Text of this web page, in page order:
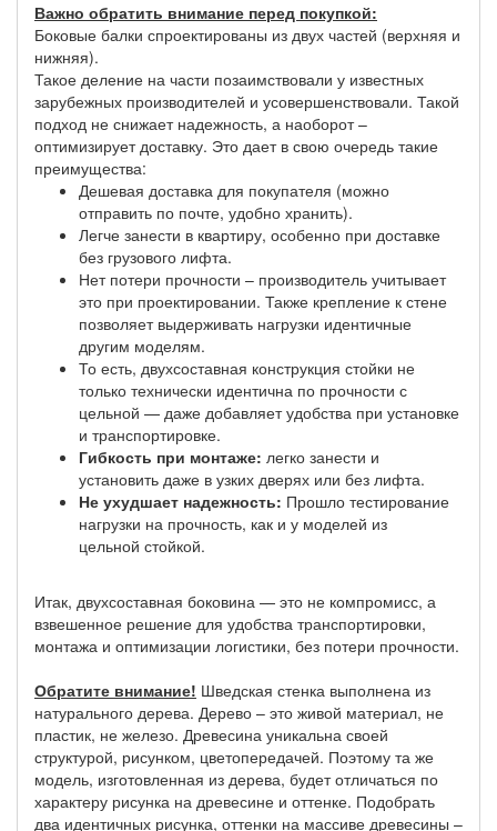
Важно обратить внимание перед покупкой:
Боковые балки спроектированы из двух частей (верхняя и
нижняя).
Такое деление на части позаимствовали у известных
зарубежных производителей и усовершенствовали. Такой
подход не снижает надежность, а наоборот –
оптимизирует доставку. Это дает в свою очередь такие
преимущества:
Дешевая доставка для покупателя (можно
отправить по почте, удобно хранить).
Легче занести в квартиру, особенно при доставке
без грузового лифта.
Нет потери прочности – производитель учитывает
это при проектировании. Также крепление к стене
позволяет выдерживать нагрузки идентичные
другим моделям.
То есть, двухсоставная конструкция стойки не
только технически идентична по прочности с
цельной — даже добавляет удобства при установке
и транспортировке.
Гибкость при монтаже: легко занести и
установить даже в узких дверях или без лифта.
Не ухудшает надежность: Прошло тестирование
нагрузки на прочность, как и у моделей из
цельной стойкой.
Итак, двухсоставная боковина — это не компромисс, а
взвешенное решение для удобства транспортировки,
монтажа и оптимизации логистики, без потери прочности.
Обратите внимание! Шведская стенка выполнена из
натурального дерева. Дерево – это живой материал, не
пластик, не железо. Древесина уникальна своей
структурой, рисунком, цветопередачей. Поэтому та же
модель, изготовленная из дерева, будет отличаться по
характеру рисунка на древесине и оттенке. Подобрать
два идентичных рисунка, оттенки на массиве древесины –